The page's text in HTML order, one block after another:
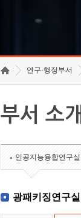
연구·행정부서
부서 소개
인공지능융합연구실
광패키징연구실